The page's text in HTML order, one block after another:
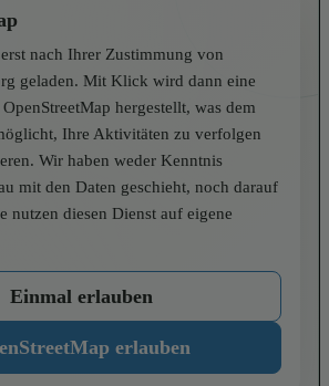
nach Ihrer Zustimmung von
geladen. Mit Klick wird dann eine
hergestellt, was dem
Ihre Aktivitäten zu verfolgen
Wir haben weder Kenntnis
mit den Daten geschieht, noch darauf
nutzen diesen Dienst auf eigene
Einmal erlauben
erlauben